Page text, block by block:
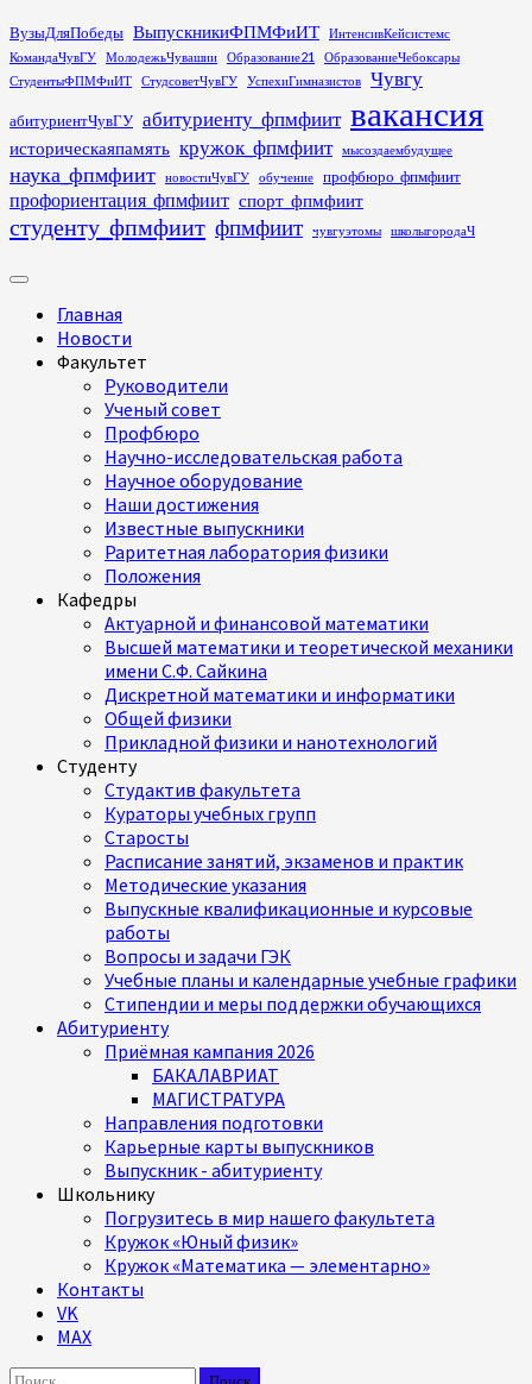
Перейти
к
содержимому
ВузыДляПобеды ВыпускникиФПМФиИТ
ИнтенсивКейсистемс
КомандаЧувГУ
МолодежьЧувашии Образование21
ОбразованиеЧебоксары
СтудентыФПМФиИТ
СтудсоветЧувГУ УспехиГимназистов Чувгу
абитуриентЧувГУ абитуриенту_фпмфиит вакансия
историческаяпамять кружок_фпмфиит мысоздаембудущее
наука_фпмфиит новостиЧувГУ обучение профбюро_фпмфиит
профориентация_фпмфиит спорт_фпмфиит
студенту_фпмфиит фпмфиит чувгуэтомы школыгородаЧ
Основное
Главная
Новости
Факультет
Руководители
Ученый совет
Профбюро
Научно-исследовательская работа
Научное оборудование
Наши достижения
Известные выпускники
Раритетная лаборатория физики
Положения
Кафедры
Актуарной и финансовой математики
Высшей математики и теоретической механики
имени С.Ф. Сайкина
Дискретной математики и информатики
Общей физики
Прикладной физики и нанотехнологий
Студенту
Студактив факультета
Кураторы учебных групп
Старосты
Расписание занятий, экзаменов и практик
Методические указания
Выпускные квалификационные и курсовые
работы
Вопросы и задачи ГЭК
Учебные планы и календарные учебные графики
Стипендии и меры поддержки обучающихся
Абитуриенту
Приёмная кампания 2026
БАКАЛАВРИАТ
МАГИСТРАТУРА
Направления подготовки
Карьерные карты выпускников
Выпускник - абитуриенту
Школьнику
Погрузитесь в мир нашего факультета
Кружок «Юный физик»
Кружок «Математика — элементарно»
Контакты
VK
MAX
Найти: